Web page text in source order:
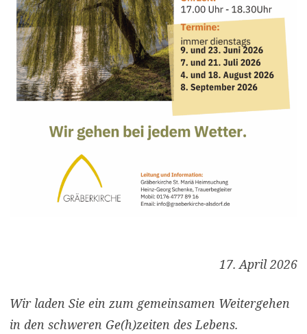
17. April 2026
Wir laden Sie ein zum gemeinsamen Weitergehen
in den schweren Ge(h)zeiten des Lebens.